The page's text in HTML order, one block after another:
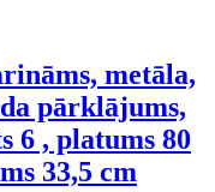
metāla,
pārklājums,
6 , platums 80
33,5 cm